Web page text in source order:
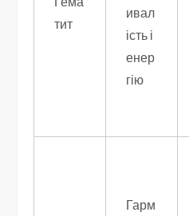
тит
ивал
ість і
енер
гію
Гарм